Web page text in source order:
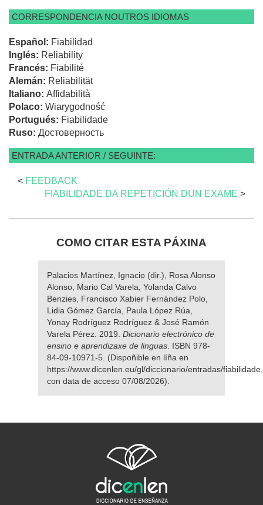
CORRESPONDENCIA NOUTROS IDIOMAS
Español: Fiabilidad
Inglés: Reliability
Francés: Fiabilité
Alemán: Reliabilität
Italiano: Affidabilità
Polaco: Wiarygodność
Portugués: Fiabilidade
Ruso: Достоверность
ENTRADA ANTERIOR / SEGUINTE:
< FEEDBACK
FIABILIDADE DA REPETICIÓN DUN EXAME >
COMO CITAR ESTA PÁXINA
Palacios Martínez, Ignacio (dir.), Rosa Alonso
Alonso, Mario Cal Varela, Yolanda Calvo
Benzies, Francisco Xabier Fernández Polo,
Lidia Gómez García, Paula López Rúa,
Yonay Rodríguez Rodríguez & José Ramón
Varela Pérez. 2019. Dicionario electrónico de
ensino e aprendizaxe de linguas . ISBN 978-
84-09-10971-5. (Dispoñible en líña en
https://www.dicenlen.eu/gl/diccionario/entradas/fiabilidade,
con data de acceso 07/08/2026).